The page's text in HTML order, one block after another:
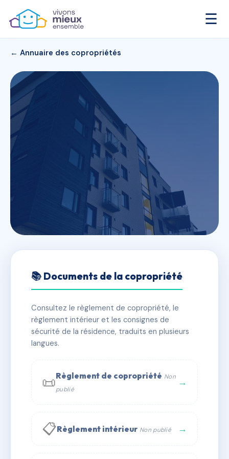
☰
← Annuaire des copropriétés
125 rue de Picpus 75012 Paris
✓ Immatriculée 🏠 68 lots 🏗 1 bâtiment(s)
📞 Contacter Syndic Digital
📚 Documents de la copropriété
Consultez le règlement de copropriété, le
règlement intérieur et les consignes de
sécurité de la résidence, traduits en plusieurs
langues.
📜Règlement de copropriété Non
publié
→
📋Règlement intérieur Non publié →